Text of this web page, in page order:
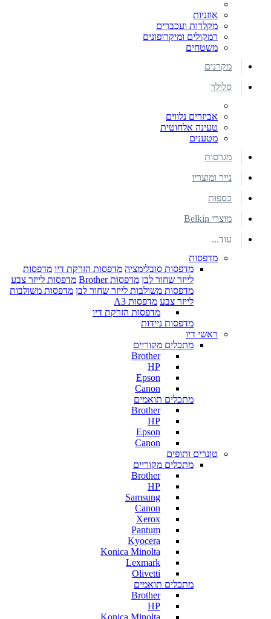
אוזניות
מקלדות ועכברים
רמקולים ומיקרופונים
משטחים
מקרנים
סלולר
אביזרים נלווים
טעינה אלחוטית
מטענים
מגרסות
נייר ומוצריו
כספות
מוצרי Belkin
עוד...
מדפסות
מדפסות סובלימציה מדפסות הזרקת דיו מדפסות
לייזר שחור לבן מדפסות Brother
מדפסות לייזר צבע
מדפסות משולבות לייזר שחור לבן מדפסות משולבות
לייזר צבע מדפסות A3
מדפסות הזרקת דיו
מדפסות ניידות
ראשי דיו
מתכלים מקוריים
Brother
HP
Epson
Canon
מתכלים תואמים
Brother
HP
Epson
Canon
טונרים ותופים
מתכלים מקוריים
Brother
HP
Samsung
Canon
Xerox
Pantum
Kyocera
Konica Minolta
Lexmark
Olivetti
מתכלים תואמים
Brother
HP
Konica Minolta